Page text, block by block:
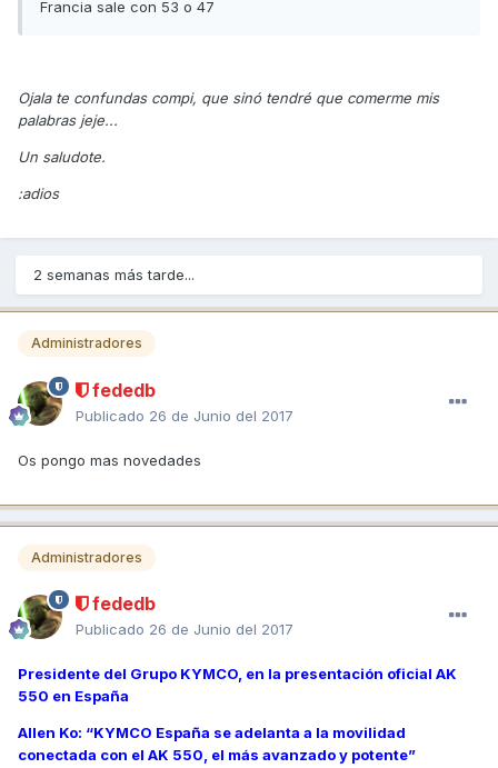
Francia sale con 53 o 47
Ojala te confundas compi, que sinó tendré que comerme mis
palabras jeje...
Un saludote.
:adios
2 semanas más tarde...
Administradores
fededb
Publicado 26 de Junio del 2017
Os pongo mas novedades
Administradores
fededb
Publicado 26 de Junio del 2017
Presidente del Grupo KYMCO, en la presentación oficial AK
550 en España
Allen Ko: “KYMCO España se adelanta a la movilidad
conectada con el AK 550, el más avanzado y potente”